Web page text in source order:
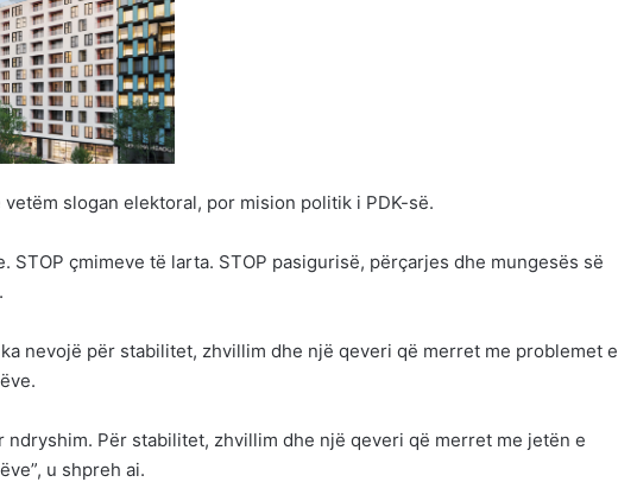
slogan elektoral, por mision politik i PDK-së.
STOP çmimeve të larta. STOP pasigurisë, përçarjes dhe mungesës së
ka nevojë për stabilitet, zhvillim dhe një qeveri që merret me problemet e
ndryshim. Për stabilitet, zhvillim dhe një qeveri që merret me jetën e
u shpreh ai.